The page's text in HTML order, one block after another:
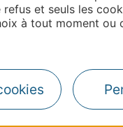
et seuls les
à tout moment